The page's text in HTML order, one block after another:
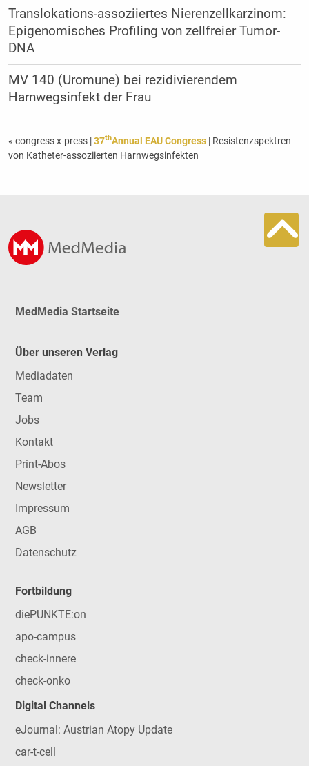
Translokations-assoziiertes Nierenzellkarzinom:
Epigenomisches Profiling von zellfreier Tumor-
DNA
MV 140 (Uromune) bei rezidivierendem
Harnwegsinfekt der Frau
« congress x-press |37thAnnual EAU Congress| Resistenzspektren
von Katheter-assoziierten Harnwegsinfekten
MedMedia Startseite
Über unseren Verlag
Mediadaten
Team
Jobs
Kontakt
Print-Abos
Newsletter
Impressum
AGB
Datenschutz
Fortbildung
diePUNKTE:on
apo-campus
check-innere
check-onko
Digital Channels
eJournal: Austrian Atopy Update
car-t-cell